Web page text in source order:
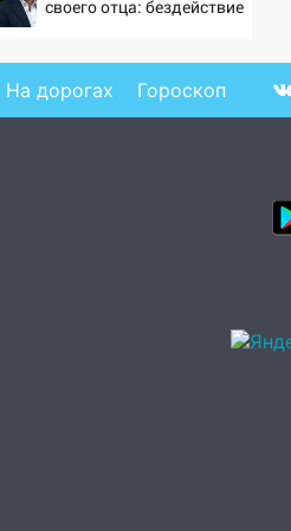
своего отца: бездействие
На дорогах Гороскоп